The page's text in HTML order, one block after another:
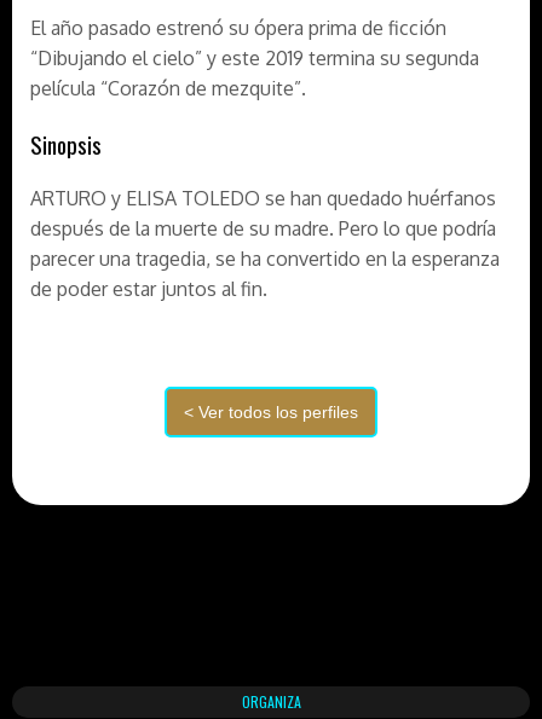
El año pasado estrenó su ópera prima de ficción
“Dibujando el cielo” y este 2019 termina su segunda
película “Corazón de mezquite”.
Sinopsis
ARTURO y ELISA TOLEDO se han quedado huérfanos
después de la muerte de su madre. Pero lo que podría
parecer una tragedia, se ha convertido en la esperanza
de poder estar juntos al fin.
ORGANIZA